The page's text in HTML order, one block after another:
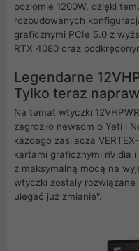
poziomie 1200W, dzięki
rozbudowanych
graficznymi PCIe 5.0 z
RTX 4080 oraz
Legendarne
Tylko teraz
Na temat wtyczki
zagroziło newsom o Yeti i
każdego zasilacza
kartami graficznymi nVidia
z maksymalną mocą na
wtyczki zostały
ulegać już zmianie".